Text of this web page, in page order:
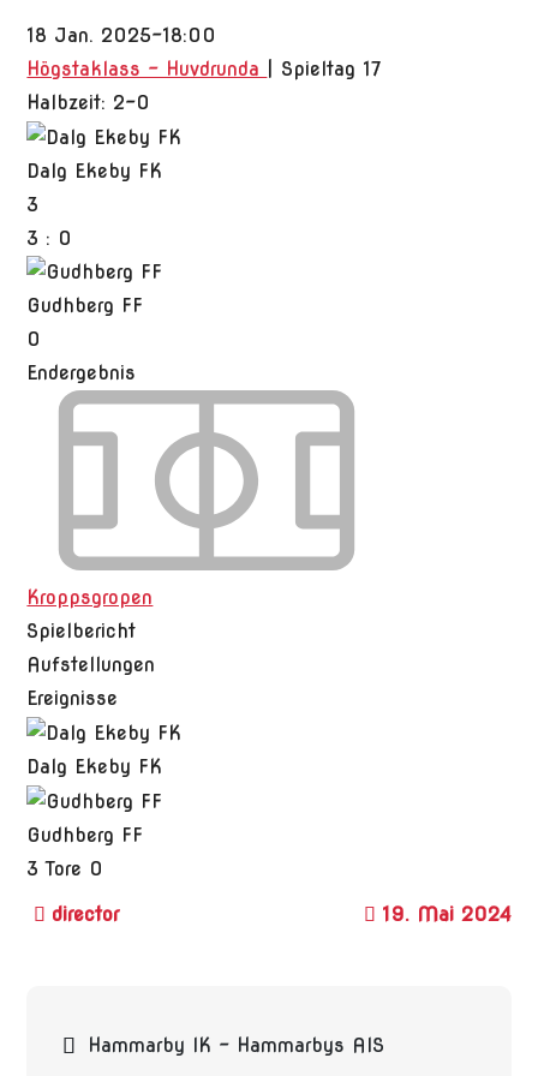
18 Jan. 2025-18:00
Högstaklass - Huvdrunda
| Spieltag 17
Halbzeit: 2-0
Dalg Ekeby FK
3
3 : 0
Gudhberg FF
0
Endergebnis
Kroppsgropen
Spielbericht
Aufstellungen
Ereignisse
Dalg Ekeby FK
Gudhberg FF
3 Tore 0
19. Mai 2024
Hammarby IK – Hammarbys AIS